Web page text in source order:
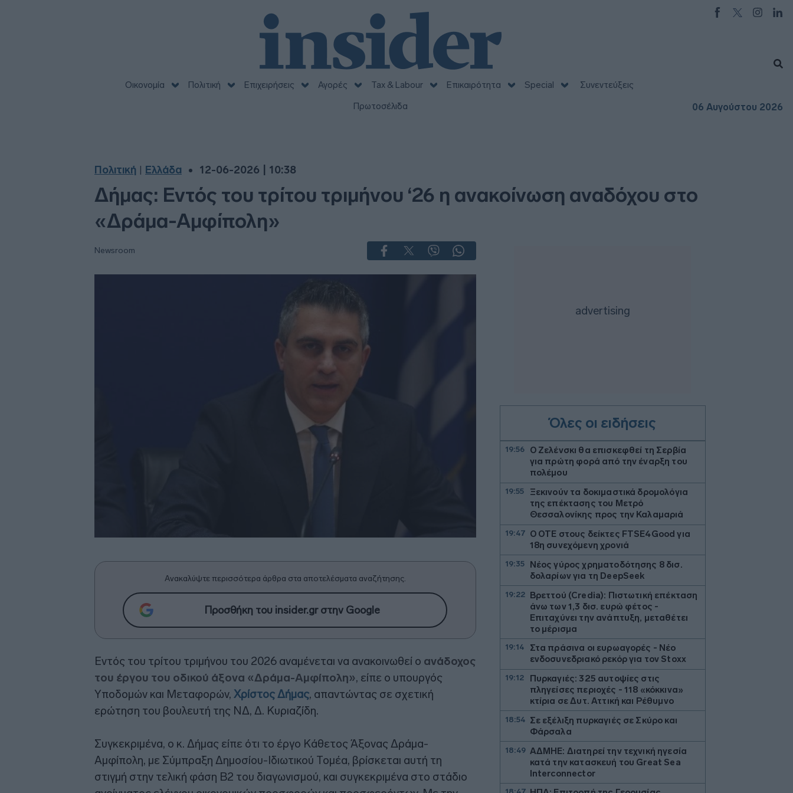
Οικονομία Πολιτική Επιχειρήσεις Αγορές Tax & Labour Επικαιρότητα Special
Συνεντεύξεις
Πρωτοσέλιδα
06 Αυγούστου 2026
Πολιτική Ελλάδα 12-06-2026 | 10:38
Δήμας: Εντός του τρίτου τριμήνου ‘26 η ανακοίνωση αναδόχου στο
«Δράμα-Αμφίπολη»
Newsroom
Ανακαλύψτε περισσότερα άρθρα στα αποτελέσματα αναζήτησης.
Προσθήκη του insider.gr στην Google
Εντός του τρίτου τριμήνου του 2026 αναμένεται να ανακοινωθεί ο ανάδοχος
του έργου του οδικού άξονα «Δράμα-Αμφίπολη», είπε ο υπουργός
Υποδομών και Μεταφορών, Χρίστος Δήμας, απαντώντας σε σχετική
ερώτηση του βουλευτή της ΝΔ, Δ. Κυριαζίδη.
Συγκεκριμένα, ο κ. Δήμας είπε ότι το έργο Κάθετος Άξονας Δράμα-
Αμφίπολη, με Σύμπραξη Δημοσίου-Ιδιωτικού Τομέα, βρίσκεται αυτή τη
στιγμή στην τελική φάση Β2 του διαγωνισμού, και συγκεκριμένα στο στάδιο
Όλες οι ειδήσεις
19:56
Ο Ζελένσκι θα επισκεφθεί τη Σερβία
για πρώτη φορά από την έναρξη του
πολέμου
19:55
Ξεκινούν τα δοκιμαστικά δρομολόγια
της επέκτασης του Μετρό
Θεσσαλονίκης προς την Καλαμαριά
19:47 Ο ΟΤΕ στους δείκτες FTSE4Good για
18η συνεχόμενη χρονιά
19:35
Νέος γύρος χρηματοδότησης 8 δισ.
δολαρίων για τη DeepSeek
19:22
Βρεττού (Credia): Πιστωτική επέκταση
άνω των 1,3 δισ. ευρώ φέτος -
Επιταχύνει την ανάπτυξη, μεταθέτει
το μέρισμα
19:14
Στα πράσινα οι ευρωαγορές - Νέο
ενδοσυνεδριακό ρεκόρ για τον Stoxx
19:12
Πυρκαγιές: 325 αυτοψίες στις
πληγείσες περιοχές - 118 «κόκκινα»
κτίρια σε Δυτ. Αττική και Ρέθυμνο
18:54
Σε εξέλιξη πυρκαγιές σε Σκύρο και
Φάρσαλα
18:49 ΑΔΜΗΕ: Διατηρεί την τεχνική ηγεσία
κατά την κατασκευή του Great Sea
Interconnector